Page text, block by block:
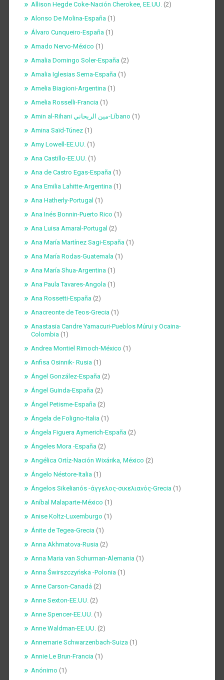
Allison Hegde Coke-Nación Cherokee, EE.UU.(2)
Alonso De Molina-España(1)
Álvaro Cunqueiro-España(1)
Amado Nervo-México (1)
Amalia Domingo Soler-España(2)
Amalia Iglesias Serna-España(1)
Amelia Biagioni-Argentina(1)
Amelia Rosselli-Francia(1)
Amin al-Rihani مين الريحاني-Líbano (1)
Amina Saïd-Túnez(1)
Amy Lowell-EE.UU.(1)
Ana Castillo-EE.UU.(1)
Ana de Castro Egas-España(1)
Ana Emilia Lahitte-Argentina(1)
Ana Hatherly-Portugal (1)
Ana Inés Bonnin-Puerto Rico (1)
Ana Luisa Amaral-Portugal (2)
Ana María Martínez Sagi-España(1)
Ana María Rodas-Guatemala(1)
Ana María Shua-Argentina(1)
Ana Paula Tavares-Angola(1)
Ana Rossetti-España(2)
Anacreonte de Teos-Grecia(1)
Anastasia Candre Yamacuri-Pueblos Múrui y Ocaina-
Colombia(1)
Andrea Montiel Rimoch-México (1)
Anfisa Osinnik- Rusia(1)
Ángel González-España(2)
Ángel Guinda-España(2)
Ángel Petisme-España(2)
Ángela de Foligno-Italia(1)
Ángela Figuera Aymerich-España(2)
Ángeles Mora -España(2)
Angélica Ortíz-Nación Wixárika, México (2)
Ángelo Néstore-Italia(1)
Ángelos Sikelianós -άγγελος-σικελιανός-Grecia(1)
Aníbal Malaparte-México (1)
Anise Koltz-Luxemburgo (1)
Ánite de Tegea-Grecia(1)
Anna Akhmatova-Rusia(2)
Anna Maria van Schurman-Alemania(1)
Anna Świrszczyńska -Polonia(1)
Anne Carson-Canadá(2)
Anne Sexton-EE.UU.(2)
Anne Spencer-EE.UU.(1)
Anne Waldman-EE.UU.(2)
Annemarie Schwarzenbach-Suiza(1)
Annie Le Brun-Francia(1)
Anónimo (1)